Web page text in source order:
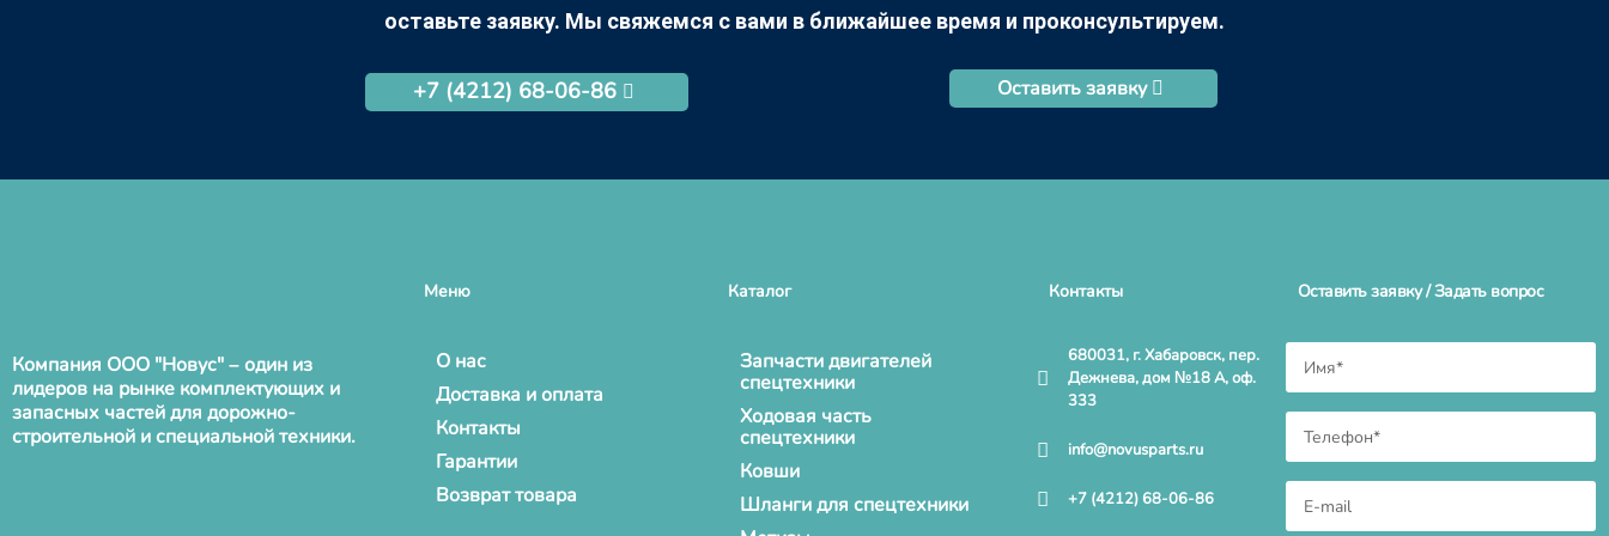
оставьте заявку. Мы свяжемся с вами в ближайшее время и проконсультируем.
+7 (4212) 68-06-86 Оставить заявку
Компания ООО "Новус" – один из
лидеров на рынке комплектующих и
запасных частей для дорожно-
строительной и специальной техники.
Меню
О нас
Доставка и оплата
Контакты
Гарантии
Возврат товара
Каталог
Запчасти двигателей
спецтехники
Ходовая часть
спецтехники
Ковши
Шланги для спецтехники
Контакты
680031, г. Хабаровск, пер.
Дежнева, дом №18 А, оф.
333
info@novusparts.ru
+7 (4212) 68-06-86
Оставить заявку / Задать вопрос